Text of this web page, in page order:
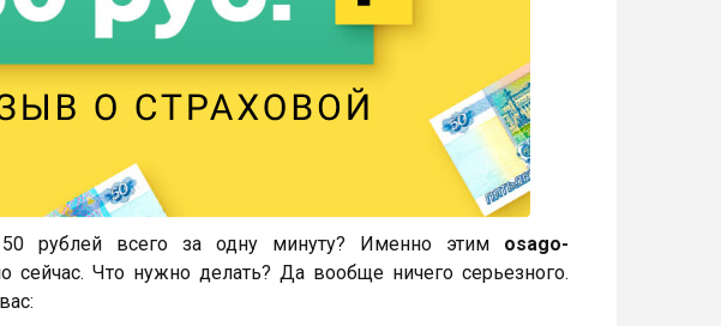
50 рублей всего за одну минуту? Именно этим osago-
сейчас. Что нужно делать? Да вообще ничего серьезного.